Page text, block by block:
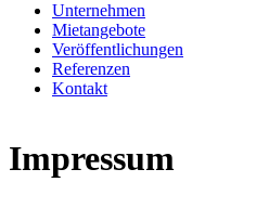
Unternehmen
Mietangebote
Veröffentlichungen
Referenzen
Kontakt
Impressum